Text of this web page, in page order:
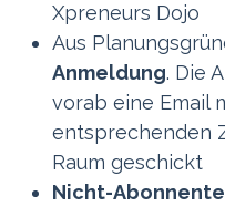
Xpreneurs Dojo
Aus
Anmeldung. Die
vorab eine Email
entsprechenden
Raum geschickt
Nicht-